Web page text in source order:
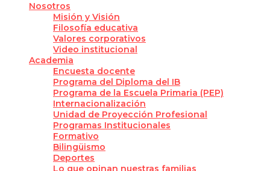
Nosotros
Misión y Visión
Filosofía educativa
Valores corporativos
Video institucional
Academia
Encuesta docente
Programa del Diploma del IB
Programa de la Escuela Primaria (PEP)
Internacionalización
Unidad de Proyección Profesional
Programas Institucionales
Formativo
Bilingüismo
Deportes
Lo que opinan nuestras familias